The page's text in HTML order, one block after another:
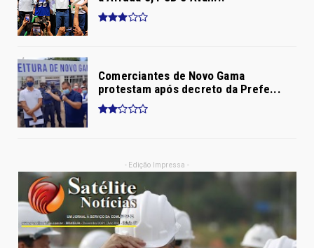
Comerciantes de Novo Gama
protestam após decreto da Prefe...
- Edição Impressa -